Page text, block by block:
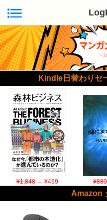
Kindle日替わりセ
¥1,848→ ¥499 ¥880
Amazon